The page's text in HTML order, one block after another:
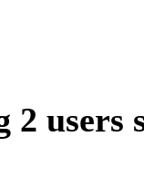
2 users